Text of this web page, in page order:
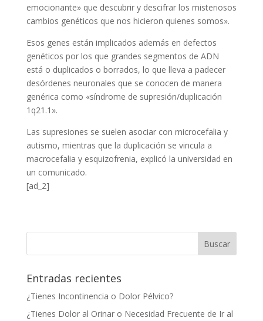
emocionante» que descubrir y descifrar los misteriosos
cambios genéticos que nos hicieron quienes somos».
Esos genes están implicados además en defectos
genéticos por los que grandes segmentos de ADN
está o duplicados o borrados, lo que lleva a padecer
desórdenes neuronales que se conocen de manera
genérica como «síndrome de supresión/duplicación
1q21.1».
Las supresiones se suelen asociar con microcefalia y
autismo, mientras que la duplicación se vincula a
macrocefalia y esquizofrenia, explicó la universidad en
un comunicado.
[ad_2]
Entradas recientes
¿Tienes Incontinencia o Dolor Pélvico?
¿Tienes Dolor al Orinar o Necesidad Frecuente de Ir al